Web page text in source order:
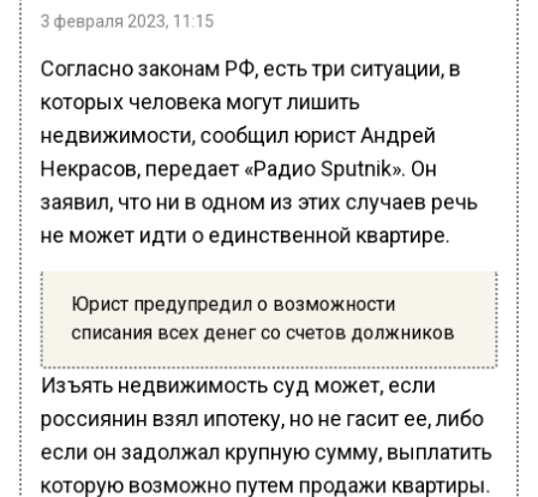
3 февраля 2023, 11:15
Согласно законам РФ, есть три ситуации, в
которых человека могут лишить
недвижимости, сообщил юрист Андрей
Некрасов, передает «Радио Sputnik». Он
заявил, что ни в одном из этих случаев речь
не может идти о единственной квартире.
Юрист предупредил о возможности
списания всех денег со счетов должников
Изъять недвижимость суд может, если
россиянин взял ипотеку, но не гасит ее, либо
если он задолжал крупную сумму, выплатить
которую возможно путем продажи квартиры.